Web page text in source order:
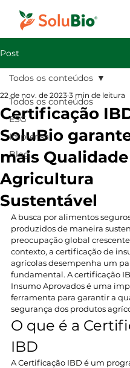
Post
Todos os conteúdos
ESG
Imprensa
Blog
Todos os conteúdos
Certificação
SoluBio
mais
Agricultura
Sustentável
22 de nov. de 2023 3 min de leitura
A busca por alimentos
produzidos de maneira
preocupação global
contexto, a certificação de
agrícolas desempenha um
fundamental. A certificação
Insumo Aprovados é uma
ferramenta para garantir a
segurança dos produtos
O que é a
IBD
A Certificação IBD é um